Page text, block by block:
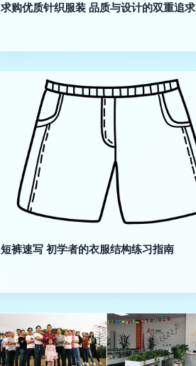
求购优质针织服装 品质与设计的双重追求
短裤速写 初学者的衣服结构练习指南